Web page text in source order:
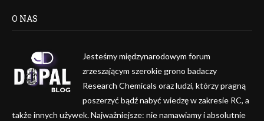
O NAS
Jesteśmy międzynarodowym forum
zrzeszającym szerokie grono badaczy
Research Chemicals oraz ludzi, którzy pragną
poszerzyć bądź nabyć wiedzę w zakresie RC, a
także innych używek. Najważniejsze: nie namawiamy i absolutnie